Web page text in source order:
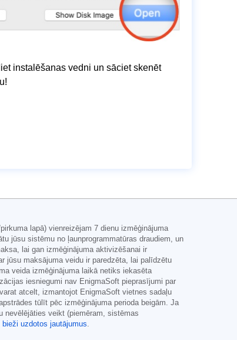
instalēšanas vedni un sāciet skenēt
lapā) vienreizējam 7 dienu izmēģinājuma
jūsu sistēmu no ļaunprogrammatūras draudiem, un
lai gan izmēģinājuma aktivizēšanai ir
jūsu maksājuma veidu ir paredzēta, lai palīdzētu
veida izmēģinājuma laikā netiks iekasēta
iesniegumi nav EnigmaSoft pieprasījumi par
atcelt, izmantojot EnigmaSoft vietnes sadaļu
tūlīt pēc izmēģinājuma perioda beigām. Ja
nevēlējāties veikt (piemēram, sistēmas
bieži uzdotos jautājumus.